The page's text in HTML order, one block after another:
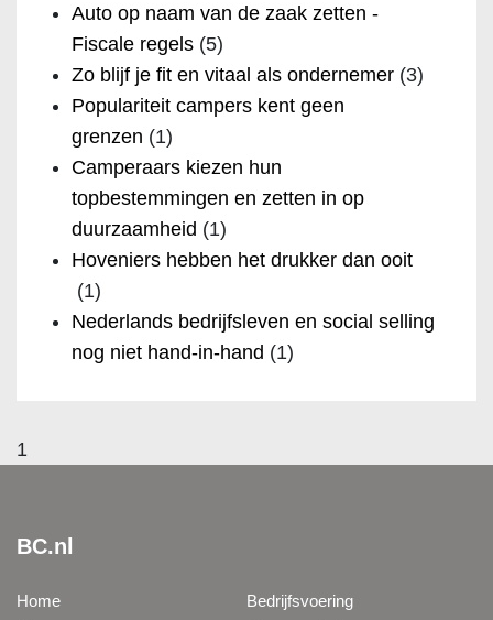
Auto op naam van de zaak zetten -
Fiscale regels (5)
Zo blijf je fit en vitaal als ondernemer (3)
Populariteit campers kent geen
grenzen (1)
Camperaars kiezen hun
topbestemmingen en zetten in op
duurzaamheid (1)
Hoveniers hebben het drukker dan ooit
(1)
Nederlands bedrijfsleven en social selling
nog niet hand-in-hand (1)
1
BC.nl
Home
Bedrijfsvoering